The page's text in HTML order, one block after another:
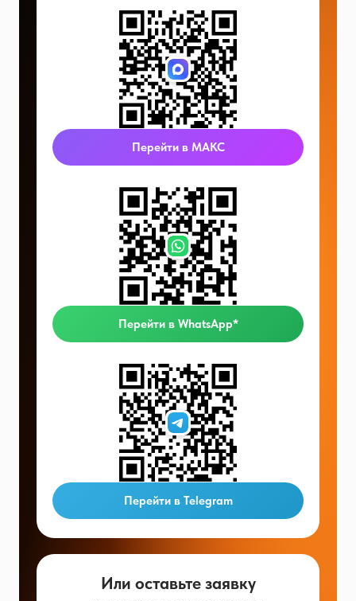
Перейти в МАКС
Перейти в WhatsApp*
Перейти в Telegram
Или оставьте заявку